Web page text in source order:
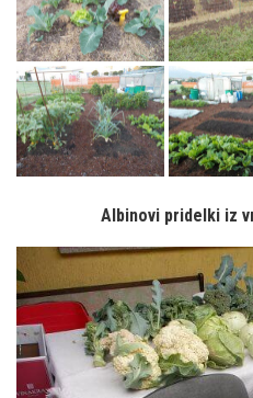
Albinovi pridelki iz